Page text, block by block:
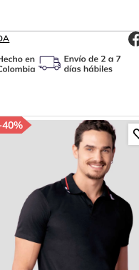
40%